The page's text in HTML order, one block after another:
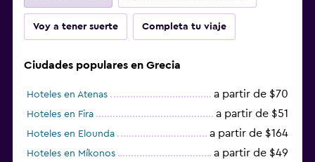
Voy a tener suerte Completa tu viaje
Ciudades populares en Grecia
Hoteles en Atenas a partir de $70
Hoteles en Fira a partir de $51
Hoteles en Elounda a partir de $164
Hoteles en Míkonos a partir de $49